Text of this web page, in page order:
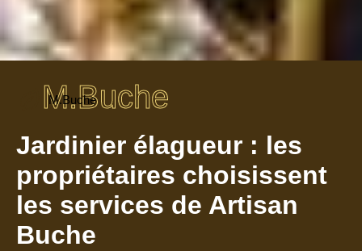
M.Buche
M.Buche
Jardinier élagueur : les
propriétaires choisissent
les services de Artisan
Buche